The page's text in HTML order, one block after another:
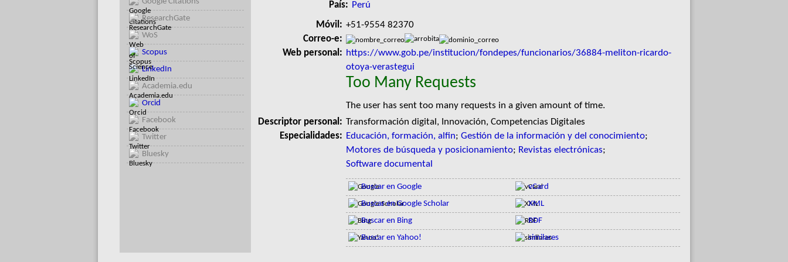
ResearchGate
WoS
Scopus
LinkedIn
Academia.edu
Orcid
Facebook
Twitter
Bluesky
País: Perú
Móvil: +51-9554 82370
Correo-e:
Web personal: https://www.gob.pe/institucion/fondepes/funcionarios/36884-meliton-ricardo-
otoya-verastegui
Too Many Requests
The user has sent too many requests in a given amount of time.
Descriptor personal: Transformación digital, Innovación, Competencias Digitales
Especialidades: Educación, formación, alfin; Gestión de la información y del conocimiento;
Motores de búsqueda y posicionamiento; Revistas electrónicas;
Software documental
Buscar en Google
Buscar en Google Scholar
Buscar en Bing
Buscar en Yahoo!
vCard
XML
RDF
similares